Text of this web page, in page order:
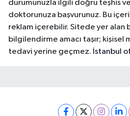
durumunuzla ilgili doğru teşhis
doktorunuza başvurunuz. Bu
reklam içerebilir. Sitede yer alan
bilgilendirme amacı taşır; kişisel
tedavi yerine geçmez. İstanbul